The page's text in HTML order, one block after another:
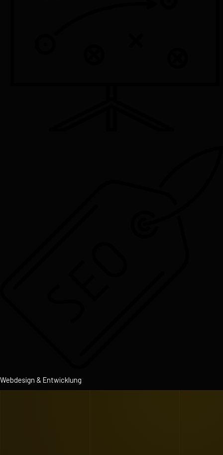
Webdesign & Entwicklung